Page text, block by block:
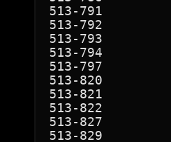
513-791
513-792
513-793
513-794
513-797
513-820
513-821
513-822
513-827
513-829